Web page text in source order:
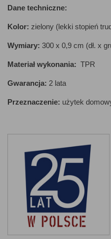
Dane techniczne:
Kolor: zielony (lekki stopień
Wymiary: 300 x 0,9 cm (dł. x
Materiał wykonania: TPR
Gwarancja: 2 lata
Przeznaczenie: użytek